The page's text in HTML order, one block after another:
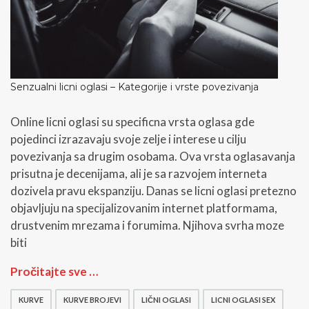
Senzualni licni oglasi – Kategorije i vrste povezivanja
Online licni oglasi su specificna vrsta oglasa gde
pojedinci izrazavaju svoje zelje i interese u cilju
povezivanja sa drugim osobama. Ova vrsta oglasavanja
prisutna je decenijama, ali je sa razvojem interneta
dozivela pravu ekspanziju. Danas se licni oglasi pretezno
objavljuju na specijalizovanim internet platformama,
drustvenim mrezama i forumima. Njihova svrha moze
biti
S
Pročitajte sve …
KURVE KURVE BROJEVI LIČNI OGLASI LICNI OGLASI SEX